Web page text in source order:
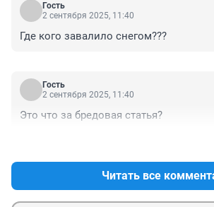
Гость
2 сентября 2025, 11:40
Где кого завалило снегом???
Гость
2 сентября 2025, 11:40
Это что за бредовая статья?
Читать все